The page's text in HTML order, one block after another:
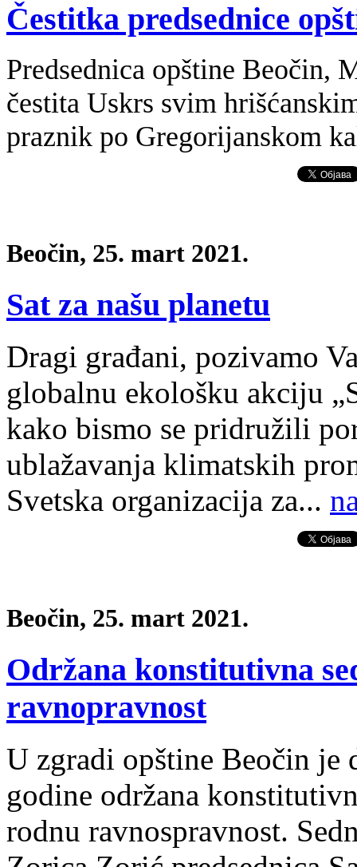
Čestitka predsednice
Predsednica opštine Beočin,
čestita Uskrs svim
praznik po Gregorijanskom
Beočin, 25. mart 2021.
Sat za našu planetu
Dragi građani, pozivamo
globalnu ekološku akciju
kako bismo se pridružili
ublažavanja klimatskih
Svetska organizacija za...
Beočin, 25. mart 2021.
Održana konstitutivna
ravnopravnost
U zgradi opštine Beočin je
godine održana
rodnu ravnospravnost.